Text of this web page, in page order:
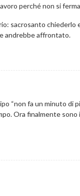
perché non si
sacrosanto chiederlo
andrebbe affrontato.
“non fa un minuto di
Ora finalmente sono